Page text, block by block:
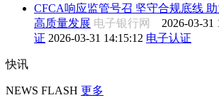
CFCA响应监管号召 坚守合规底线
高质量发展 电子银行网 2026-03-31
证 2026-03-31 14:15:12 电子认证
快讯
NEWS FLASH 更多